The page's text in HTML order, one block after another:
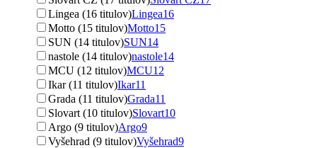
Lingea (16 titulov)Lingea16
Motto (15 titulov)Motto15
SUN (14 titulov)SUN14
nastole (14 titulov)nastole14
MCU (12 titulov)MCU12
Ikar (11 titulov)Ikar11
Grada (11 titulov)Grada11
Slovart (10 titulov)Slovart10
Argo (9 titulov)Argo9
Vyšehrad (9 titulov)Vyšehrad9